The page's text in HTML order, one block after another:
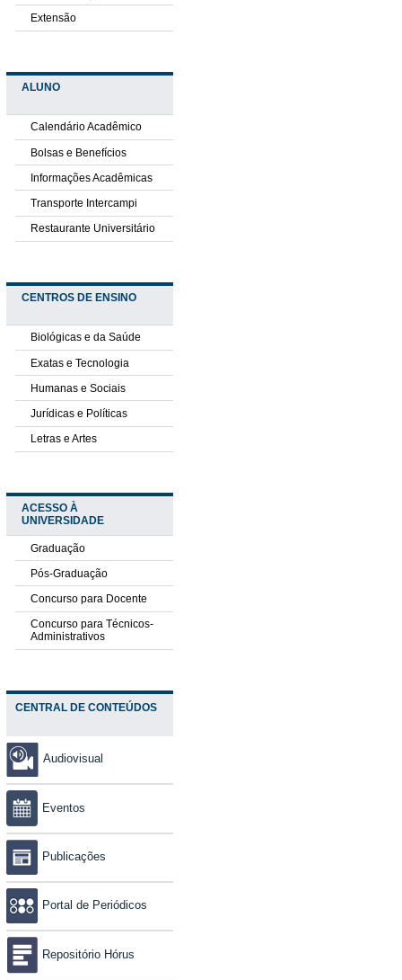
Extensão
ALUNO
Calendário Acadêmico
Bolsas e Benefícios
Informações Acadêmicas
Transporte Intercampi
Restaurante Universitário
CENTROS DE ENSINO
Biológicas e da Saúde
Exatas e Tecnologia
Humanas e Sociais
Jurídicas e Políticas
Letras e Artes
ACESSO À
UNIVERSIDADE
Graduação
Pós-Graduação
Concurso para Docente
Concurso para Técnicos-
Administrativos
CENTRAL DE CONTEÚDOS
Audiovisual
Eventos
Publicações
Portal de Periódicos
Repositório Hórus